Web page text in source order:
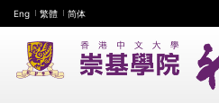
Eng 繁體 简体